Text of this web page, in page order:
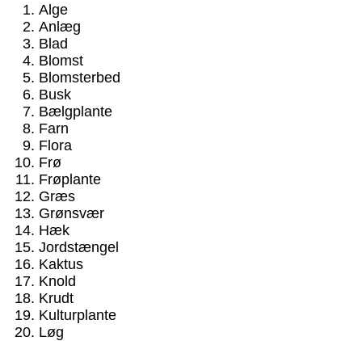
Alge
Anlæg
Blad
Blomst
Blomsterbed
Busk
Bælgplante
Farn
Flora
Frø
Frøplante
Græs
Grønsvær
Hæk
Jordstængel
Kaktus
Knold
Krudt
Kulturplante
Løg